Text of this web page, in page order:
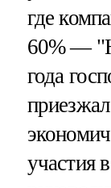
где
60% —
года
участия